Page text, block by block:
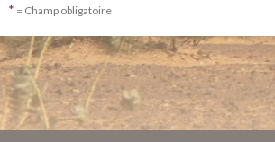
* = Champ obligatoire